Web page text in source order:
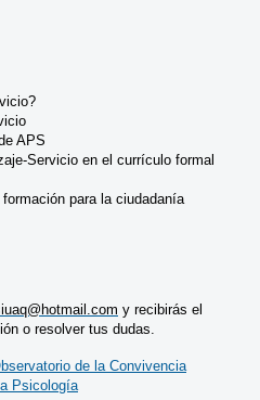
APS
Servicio en el currículo formal
para la ciudadanía
y recibirás el
o resolver tus dudas.
de la Convivencia
Psicología